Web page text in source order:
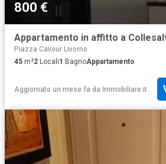
800 €
Appartamento in affitto a
Piazza Cavour Livorno
45 m²2 Locali1 BagnoAppartamento
Aggiornato un mese fa da Immobiliare.it